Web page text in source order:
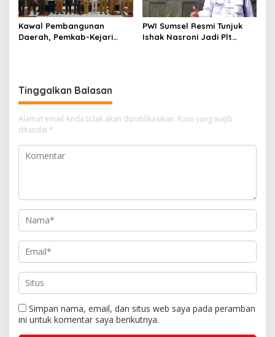
Kawal Pembangunan
Daerah, Pemkab-Kejari
PWI Sumsel Resmi Tunjuk
Ishak Nasroni Jadi Plt
Tinggalkan Balasan
Alamat email Anda tidak akan dipublikasikan. Ruas yang wajib
ditandai *
Simpan nama, email, dan situs web saya pada peramban
ini untuk komentar saya berikutnya.